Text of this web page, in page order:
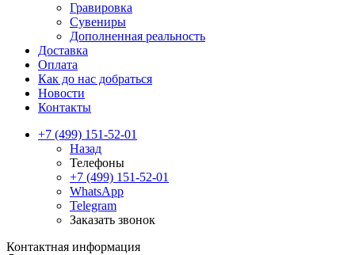
Гравировка
Сувениры
Дополненная реальность
Доставка
Оплата
Как до нас добраться
Новости
Контакты
+7 (499) 151-52-01
Назад
Телефоны
+7 (499) 151-52-01
WhatsApp
Telegram
Заказать звонок
Контактная информация